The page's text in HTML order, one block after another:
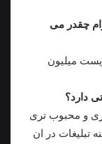
چقدر می
میلیون
دارد؟
و محبوب تری
در ان